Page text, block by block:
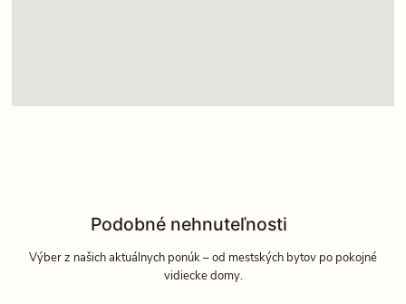
Podobné nehnuteľnosti
Výber z našich aktuálnych ponúk – od mestských bytov po pokojné
vidiecke domy.